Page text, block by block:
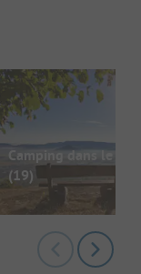
Camping dans le
(19)